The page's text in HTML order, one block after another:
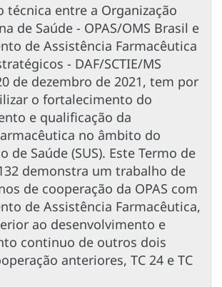
técnica entre a Organização
de Saúde - OPAS/OMS Brasil e
de Assistência Farmacêutica
- DAF/SCTIE/MS
de dezembro de 2021, tem por
o fortalecimento do
e qualificação da
no âmbito do
de Saúde (SUS). Este Termo de
demonstra um trabalho de
de cooperação da OPAS com
de Assistência Farmacêutica,
ao desenvolvimento e
continuo de outros dois
anteriores, TC 24 e TC